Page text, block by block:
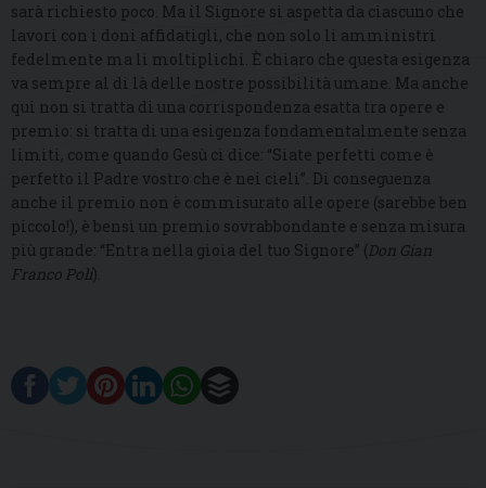
sarà richiesto poco. Ma il Signore si aspetta da ciascuno che
lavori con i doni affidatigli, che non solo li amministri
fedelmente ma li moltiplichi. È chiaro che questa esigenza
va sempre al di là delle nostre possibilità umane. Ma anche
qui non si tratta di una corrispondenza esatta tra opere e
premio: si tratta di una esigenza fondamentalmente senza
limiti, come quando Gesù ci dice: “Siate perfetti come è
perfetto il Padre vostro che è nei cieli”. Di conseguenza
anche il premio non è commisurato alle opere (sarebbe ben
piccolo!), è bensì un premio sovrabbondante e senza misura
più grande: “Entra nella gioia del tuo Signore” (Don Gian
Franco Poli).